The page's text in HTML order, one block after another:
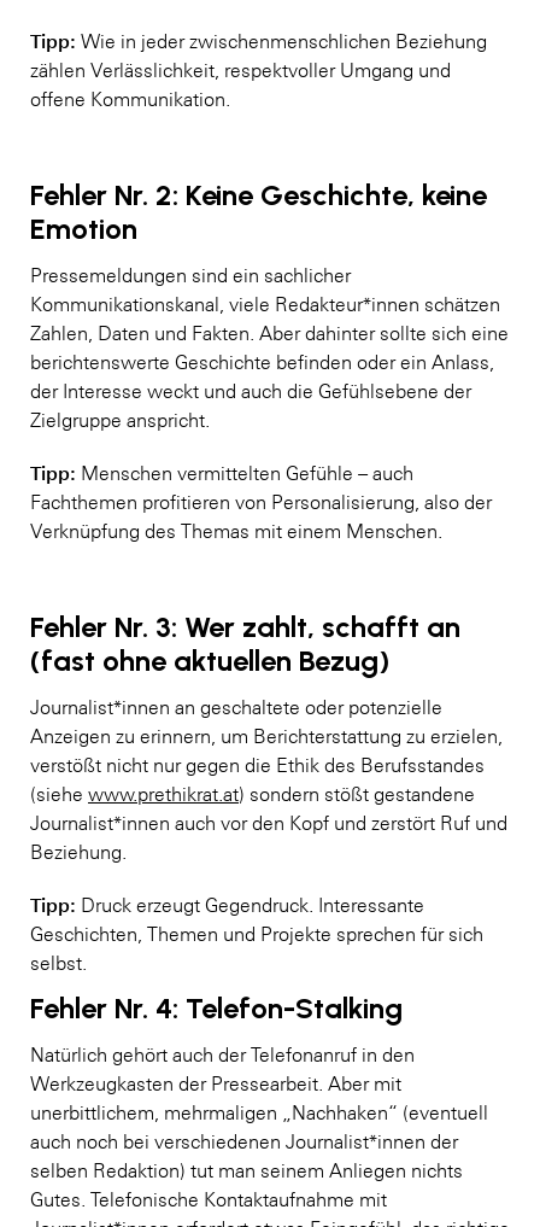
Tipp: Wie in jeder zwischenmenschlichen Beziehung
zählen Verlässlichkeit, respektvoller Umgang und
offene Kommunikation.
Fehler Nr. 2: Keine Geschichte, keine
Emotion
Pressemeldungen sind ein sachlicher
Kommunikationskanal, viele Redakteur*innen schätzen
Zahlen, Daten und Fakten. Aber dahinter sollte sich eine
berichtenswerte Geschichte befinden oder ein Anlass,
der Interesse weckt und auch die Gefühlsebene der
Zielgruppe anspricht.
Tipp: Menschen vermittelten Gefühle – auch
Fachthemen profitieren von Personalisierung, also der
Verknüpfung des Themas mit einem Menschen.
Fehler Nr. 3: Wer zahlt, schafft an
(fast ohne aktuellen Bezug)
Journalist*innen an geschaltete oder potenzielle
Anzeigen zu erinnern, um Berichterstattung zu erzielen,
verstößt nicht nur gegen die Ethik des Berufsstandes
(siehe www.prethikrat.at) sondern stößt gestandene
Journalist*innen auch vor den Kopf und zerstört Ruf und
Beziehung.
Tipp: Druck erzeugt Gegendruck. Interessante
Geschichten, Themen und Projekte sprechen für sich
selbst.
Fehler Nr. 4: Telefon-Stalking
Natürlich gehört auch der Telefonanruf in den
Werkzeugkasten der Pressearbeit. Aber mit
unerbittlichem, mehrmaligen „Nachhaken“ (eventuell
auch noch bei verschiedenen Journalist*innen der
selben Redaktion) tut man seinem Anliegen nichts
Gutes. Telefonische Kontaktaufnahme mit